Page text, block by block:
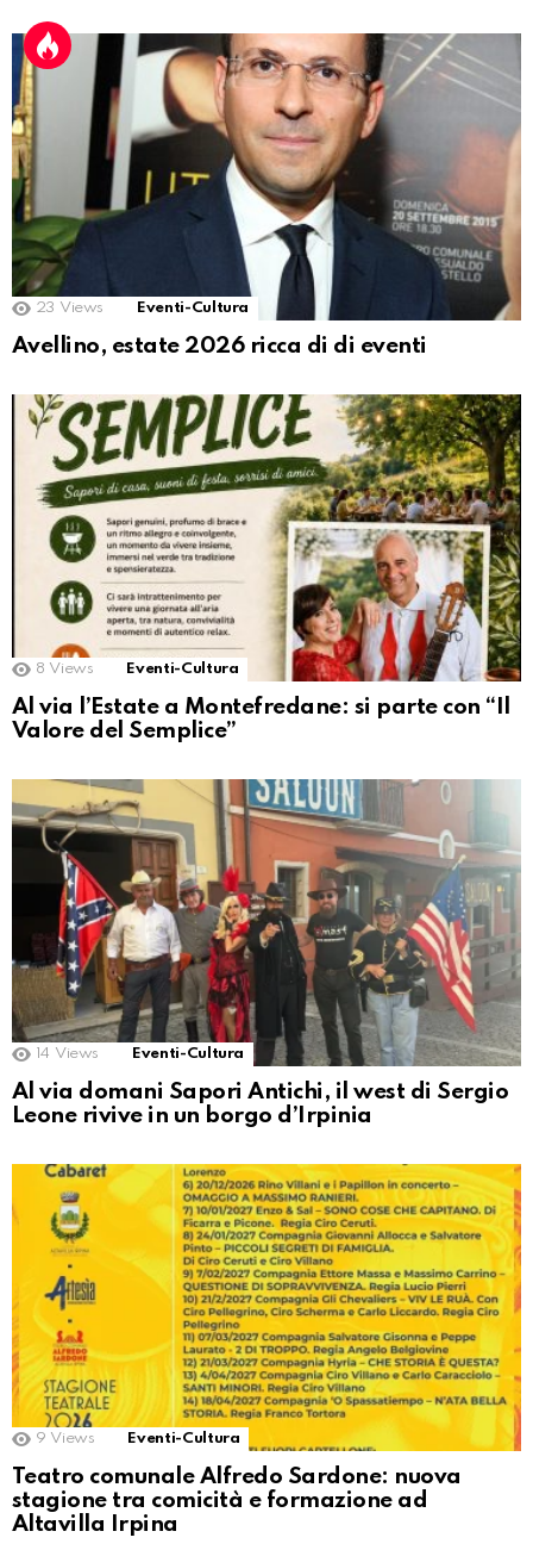
23 Views Eventi-Cultura
Avellino, estate 2026 ricca di di eventi
8 Views Eventi-Cultura
Al via l’Estate a Montefredane: si parte con “Il
Valore del Semplice”
14 Views Eventi-Cultura
Al via domani Sapori Antichi, il west di Sergio
Leone rivive in un borgo d’Irpinia
9 Views Eventi-Cultura
Teatro comunale Alfredo Sardone: nuova
stagione tra comicità e formazione ad
Altavilla Irpina